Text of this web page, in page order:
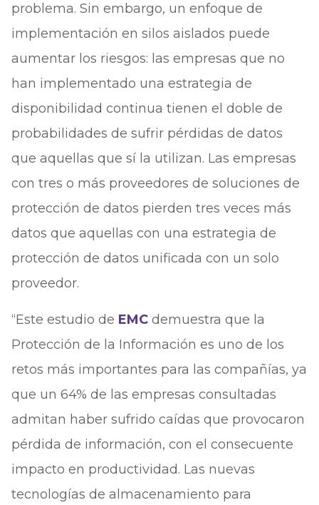
problema. Sin embargo, un enfoque de
implementación en silos aislados puede
aumentar los riesgos: las empresas que no
han implementado una estrategia de
disponibilidad continua tienen el doble de
probabilidades de sufrir pérdidas de datos
que aquellas que sí la utilizan. Las empresas
con tres o más proveedores de soluciones de
protección de datos pierden tres veces más
datos que aquellas con una estrategia de
protección de datos unificada con un solo
proveedor.
“Este estudio de EMCdemuestra que la
Protección de la Información es uno de los
retos más importantes para las compañías, ya
que un 64% de las empresas consultadas
admitan haber sufrido caídas que provocaron
pérdida de información, con el consecuente
impacto en productividad. Las nuevas
tecnologías de almacenamiento para